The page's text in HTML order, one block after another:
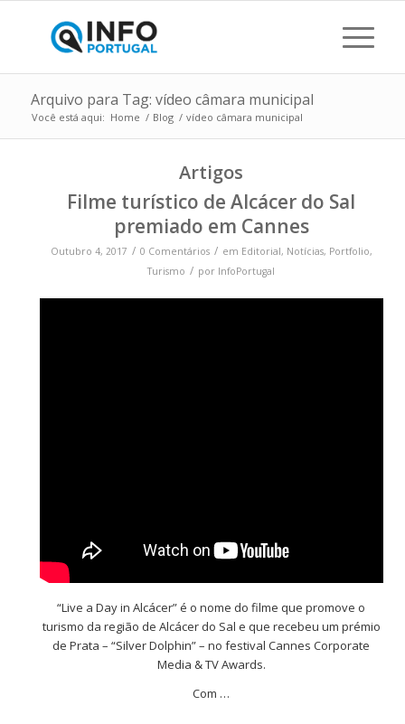
Arquivo para Tag: vídeo câmara municipal
Você está aqui: Home / Blog / vídeo câmara municipal
Artigos
Filme turístico de Alcácer do Sal
premiado em Cannes
Outubro 4, 2017 / 0 Comentários / em Editorial, Notícias, Portfolio,
Turismo / por InfoPortugal
“Live a Day in Alcácer” é o nome do filme que promove o
turismo da região de Alcácer do Sal e que recebeu um prémio
de Prata – “Silver Dolphin” – no festival Cannes Corporate
Media & TV Awards.
Com …